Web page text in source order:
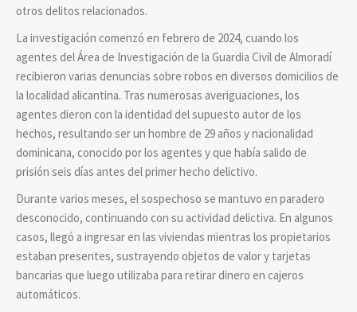
otros delitos relacionados.
La investigación comenzó en febrero de 2024, cuando los
agentes del Área de Investigación de la Guardia Civil de Almoradí
recibieron varias denuncias sobre robos en diversos domicilios de
la localidad alicantina. Tras numerosas averiguaciones, los
agentes dieron con la identidad del supuesto autor de los
hechos, resultando ser un hombre de 29 años y nacionalidad
dominicana, conocido por los agentes y que había salido de
prisión seis días antes del primer hecho delictivo.
Durante varios meses, el sospechoso se mantuvo en paradero
desconocido, continuando con su actividad delictiva. En algunos
casos, llegó a ingresar en las viviendas mientras los propietarios
estaban presentes, sustrayendo objetos de valor y tarjetas
bancarias que luego utilizaba para retirar dinero en cajeros
automáticos.